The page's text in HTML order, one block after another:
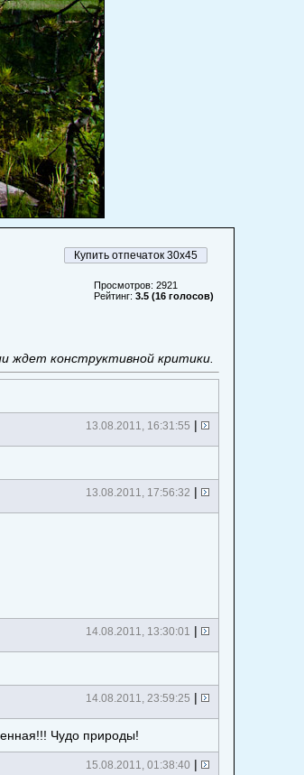
Купить отпечаток 30x45
Просмотров: 2921
Рейтинг: 3.5 (16 голосов)
ждет конструктивной критики.
13.08.2011, 16:31:55 |
13.08.2011, 17:56:32 |
14.08.2011, 13:30:01 |
14.08.2011, 23:59:25 |
Чудо природы!
15.08.2011, 01:38:40 |